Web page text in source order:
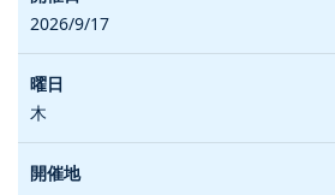
2026/9/17
木